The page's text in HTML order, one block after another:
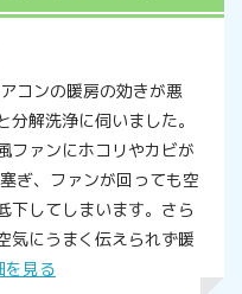
コンの暖房の効きが悪
解洗浄に伺いました。
ファンにホコリやカビが
ぎ、ファンが回っても空
下してしまいます。さら
気にうまく伝えられず暖
を見る